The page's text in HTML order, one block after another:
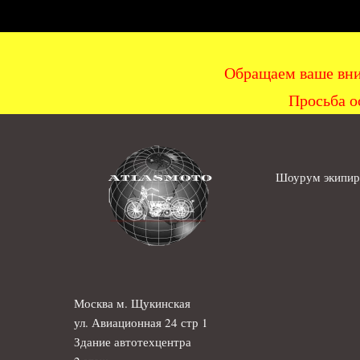
Обращаем ваше
Просьба
Шоурум
Москва м. Щукинская
ул. Авиационная 24 стр 1
Здание автотехцентра